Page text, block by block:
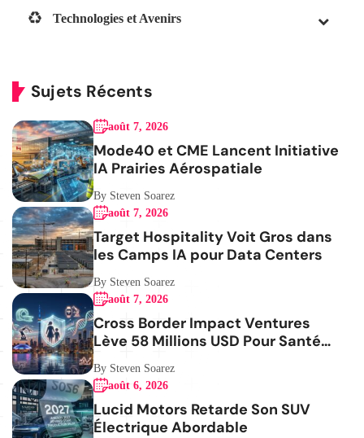
Technologies et Avenirs
Sujets Récents
août 7, 2026
Mode40 et CME Lancent Initiative
IA Prairies Aérospatiale
By Steven Soarez
août 7, 2026
Target Hospitality Voit Gros dans
les Camps IA pour Data Centers
By Steven Soarez
août 7, 2026
Cross Border Impact Ventures
Lève 58 Millions USD Pour Santé
By Steven Soarez
août 6, 2026
Lucid Motors Retarde Son SUV
Électrique Abordable